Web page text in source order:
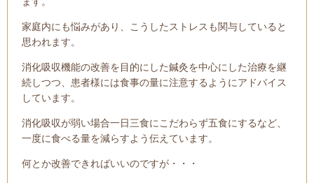
家庭内にも悩みがあり、こうしたストレスも関与していると
思われます。
消化吸収機能の改善を目的にした鍼灸を中心にした治療を継
続しつつ、患者様には食事の量に注意するようにアドバイス
しています。
消化吸収が弱い場合一日三食にこだわらず五食にするなど、
一度に食べる量を減らすよう伝えています。
何とか改善できればいいのですが・・・